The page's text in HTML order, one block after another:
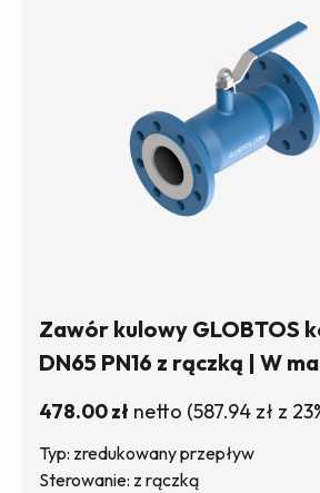
Zawór kulowy GLOBTOS
DN65 PN16 z rączką | W
478.00zł netto (587.94 zł z
Typ: zredukowany przepływ
Sterowanie: z rączką